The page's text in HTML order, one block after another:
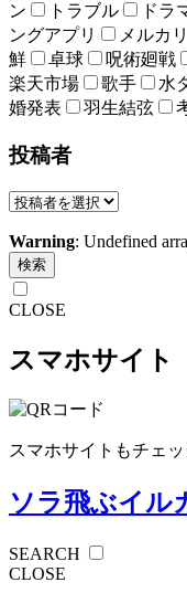
ン
トラブル ドラ
ングアプリ
メルカリ
鮮
卓球 呪術廻戦
楽天市場
歌手 水
婚発表
羽生結弦
投稿者
Warning: Undefined
検索
CLOSE
スマホサイト
スマホサイトもチェッ
ソラ飛ぶイル
SEARCH
CLOSE